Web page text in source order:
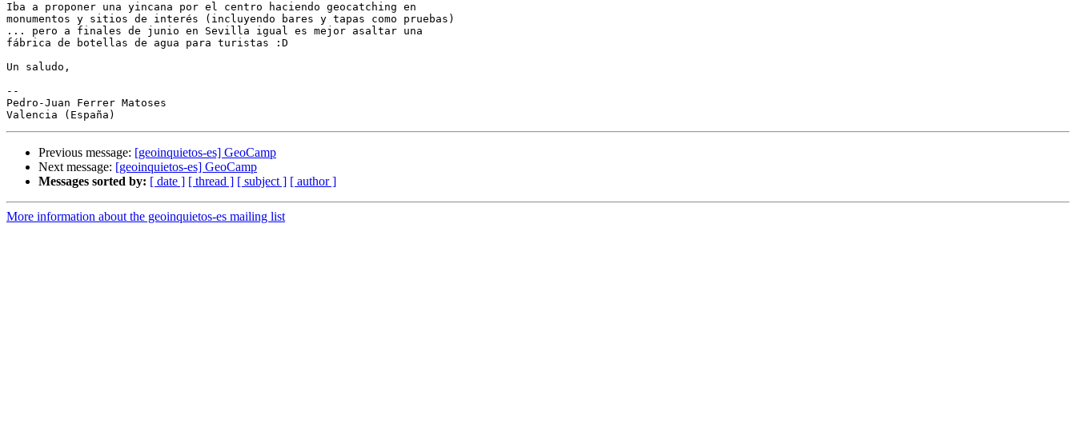
Iba a proponer una yincana por el centro haciendo geocatching en
monumentos y sitios de interés (incluyendo bares y tapas como pruebas)
... pero a finales de junio en Sevilla igual es mejor asaltar una
fábrica de botellas de agua para turistas :D
Un saludo,
--
Pedro-Juan Ferrer Matoses
Previous message: [geoinquietos-es] GeoCamp
Next message: [geoinquietos-es] GeoCamp
Messages sorted by: [ date ] [ thread ] [ subject ] [ author ]
More information about the geoinquietos-es mailing list